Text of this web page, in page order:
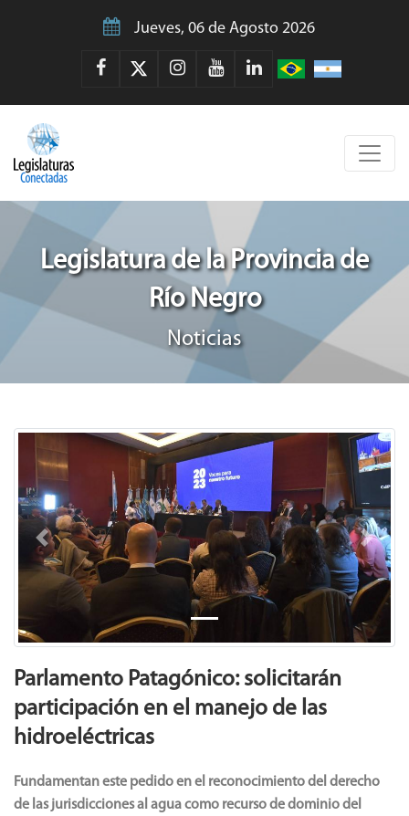
Jueves, 06 de Agosto 2026
Legislatura de la Provincia de
Río Negro
Noticias
Previous Next
Parlamento Patagónico: solicitarán
participación en el manejo de las
hidroeléctricas
Fundamentan este pedido en el reconocimiento del derecho
de las jurisdicciones al agua como recurso de dominio del